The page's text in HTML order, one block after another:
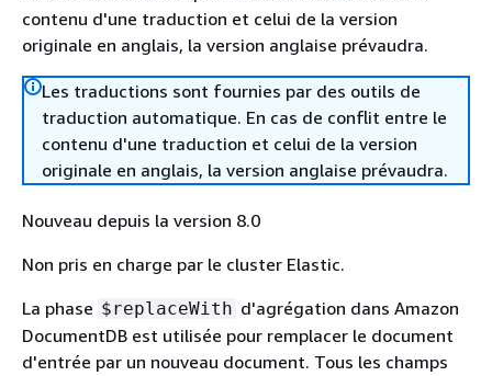
contenu d'une traduction et celui de la version
originale en anglais, la version anglaise prévaudra.
Les traductions sont fournies par des outils de
traduction automatique. En cas de conflit entre le
contenu d'une traduction et celui de la version
originale en anglais, la version anglaise prévaudra.
Nouveau depuis la version 8.0
Non pris en charge par le cluster Elastic.
La phase $replaceWith d'agrégation dans Amazon
DocumentDB est utilisée pour remplacer le document
d'entrée par un nouveau document. Tous les champs